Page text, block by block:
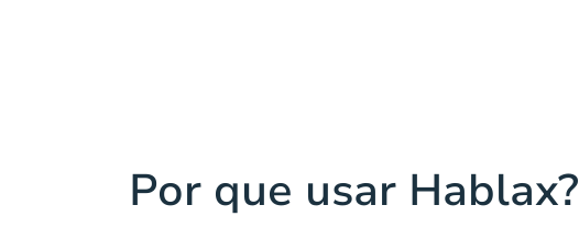
Por que usar Hablax?